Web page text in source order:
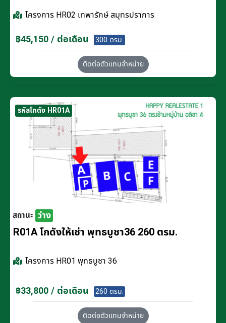
โครงการ HR02 เทพารักษ์ สมุทรปราการ
฿45,150 / ต่อเดือน 300 ตรม.
ติดต่อตัวแทนจำหน่าย
รหัสโกดัง HR01A
สถานะ ว่าง
R01A โกดังให้เช่า พุทธบูชา36 260 ตรม.
โครงการ HR01 พุทธบูชา 36
฿33,800 / ต่อเดือน 260 ตรม.
ติดต่อตัวแทนจำหน่าย